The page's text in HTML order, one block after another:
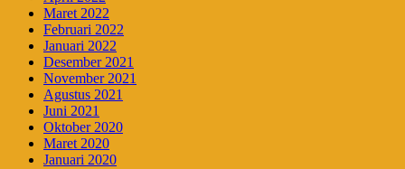
Maret 2022
Februari 2022
Januari 2022
Desember 2021
November 2021
Agustus 2021
Juni 2021
Oktober 2020
Maret 2020
Januari 2020